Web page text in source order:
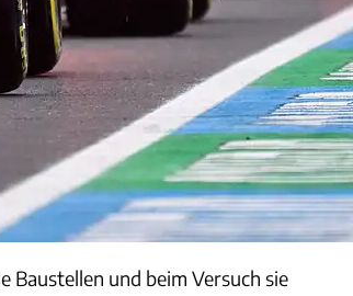
Baustellen und beim Versuch sie